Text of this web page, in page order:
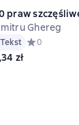
praw
Ghereg
Tekst Средний
0
zł